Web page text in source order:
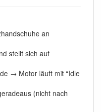
an
stellt sich auf
→ Motor läuft mit “Idle
(nicht nach